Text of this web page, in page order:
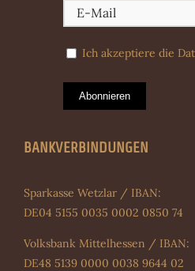
Ich akzeptiere die
Abonnieren
BANKVERBINDUNGEN
Sparkasse Wetzlar / IBAN:
DE04 5155 0035 0002 0850 74
Volksbank Mittelhessen / IBAN:
DE48 5139 0000 0038 9644 02